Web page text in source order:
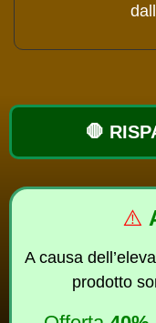
🛑
⚠️
A causa
prodotto